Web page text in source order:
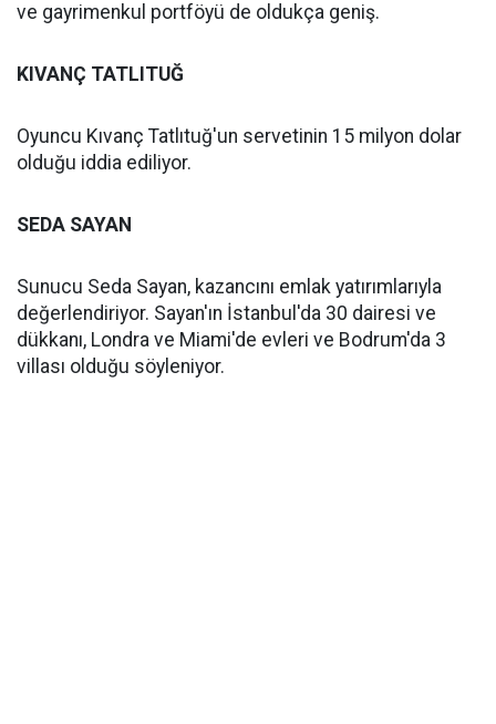
ve gayrimenkul portföyü de oldukça geniş.
KIVANÇ TATLITUĞ
Oyuncu Kıvanç Tatlıtuğ'un servetinin 15 milyon dolar
olduğu iddia ediliyor.
SEDA SAYAN
Sunucu Seda Sayan, kazancını emlak yatırımlarıyla
değerlendiriyor. Sayan'ın İstanbul'da 30 dairesi ve
dükkanı, Londra ve Miami'de evleri ve Bodrum'da 3
villası olduğu söyleniyor.